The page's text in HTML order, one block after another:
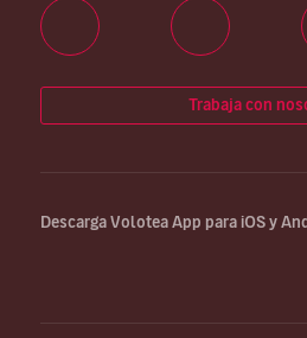
Trabaja con
Descarga Volotea App para iOS y